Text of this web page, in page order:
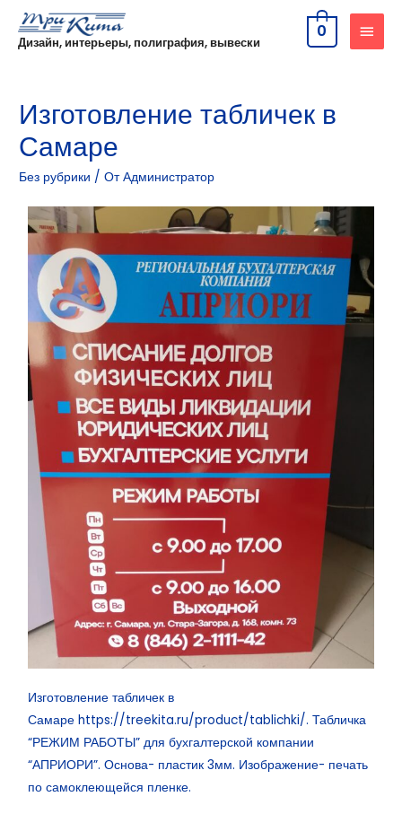
Дизайн, интерьеры, полиграфия, вывески
0
Изготовление табличек в
Самаре
Без рубрики / От Администратор
Изготовление табличек в
Самареhttps://treekita.ru/product/tablichki/. Табличка
“РЕЖИМ РАБОТЫ” для бухгалтерской компании
“АПРИОРИ”. Основа- пластик 3мм. Изображение- печать
по самоклеющейся пленке.